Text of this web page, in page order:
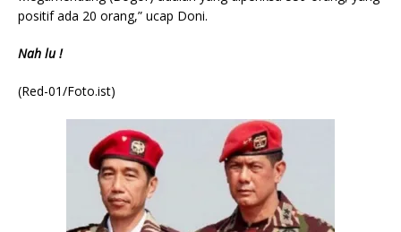
positif ada 20 orang,” ucap Doni.
Nah lu !
(Red-01/Foto.ist)